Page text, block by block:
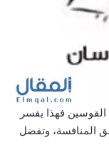
فهذا يفسر
المنافسة، وتفضل